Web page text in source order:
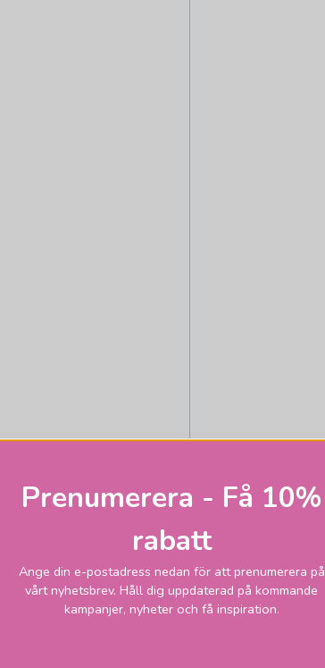
Prenumerera - Få 10%
rabatt
Ange din e-postadress nedan för att prenumerera på
vårt nyhetsbrev. Håll dig uppdaterad på kommande
kampanjer, nyheter och få inspiration.